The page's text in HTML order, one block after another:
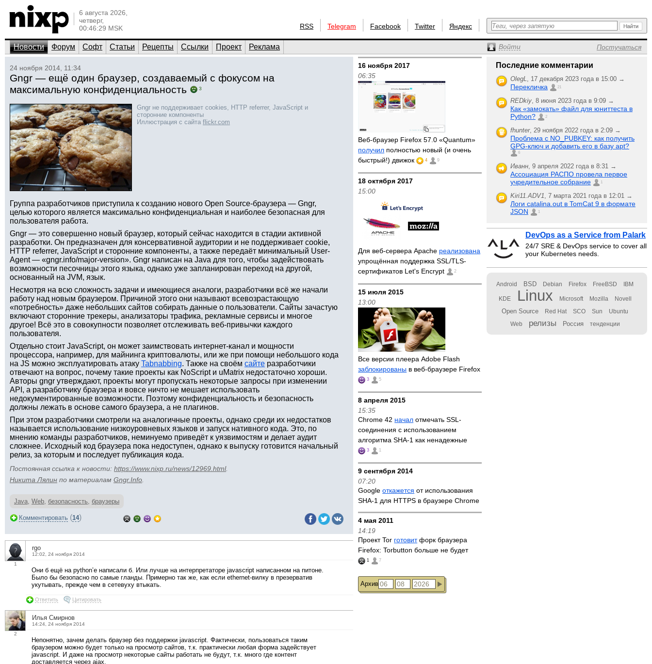
6 августа 2026,
четверг,
00:46:29 MSK
RSS Telegram Facebook Twitter Яндекс
Новости Форум Софт Статьи Рецепты Ссылки Проект Реклама Войти Постучаться
24 ноября 2014, 11:34
Gngr — ещё один браузер, создаваемый с фокусом на
максимальную конфиденциальность
3
Gngr не поддерживает cookies, HTTP referrer, JavaScript и
сторонние компоненты
Иллюстрация с сайта flickr.com
Группа разработчиков приступила к созданию нового Open Source-браузера — Gngr,
целью которого является максимально конфиденциальная и наиболее безопасная для
пользователя работа.
Gngr — это совершенно новый браузер, который сейчас находится в стадии активной
разработки. Он предназначен для консервативной аудитории и не поддерживает cookie,
HTTP referrer, JavaScript и сторонние компоненты, а также передаёт минимальный User-
Agent — «gngr.info/major-version». Gngr написан на Java для того, чтобы задействовать
возможности песочницы этого языка, однако уже запланирован переход на другой,
основанный на JVM, язык.
Несмотря на всю сложность задачи и имеющиеся аналоги, разработчики всё же начали
работу над новым браузером. Причиной этого они называют всевозрастающую
«потребность» даже небольших сайтов собирать данные о пользователи. Сайты зачастую
включают сторонние трекеры, анализаторы трафика, рекламные сервисы и многое
другое! Всё это в совокупности позволяет отслеживать веб-привычки каждого
пользователя.
Отдельно стоит JavaScript, он может заимствовать интернет-канал и мощности
процессора, например, для майнинга криптовалюты, или же при помощи небольшого кода
на JS можно эксплуатировать атаку Tabnabbing. Также на своём сайте разработчики
отвечают на вопрос, почему такие проекты как NoScript и uMatrix недостаточно хороши.
Авторы gngr утверждают, проекты могут пропускать некоторые запросы при изменении
API, а разработчику браузера и вовсе ничто не мешает использовать
недокументированные возможности. Поэтому конфиденциальность и безопасность
должны лежать в основе самого браузера, а не плагинов.
При этом разработчики смотрели на аналогичные проекты, однако среди их недостатков
называется использование низкоуровневых языков и запуск нативного кода. Это, по
мнению команды разработчиков, неминуемо приведёт к уязвимостям и делает аудит
сложнее. Исходный код браузера пока недоступен, однако к выпуску готовится начальный
релиз, за которым и последует публикация кода.
Постоянная ссылка к новости: https://www.nixp.ru/news/12969.html.
Никита Лялин по материалам Gngr.Info
Java, Web, безопасность, браузеры
Комментировать (14)
1
rgo
12:02, 24 ноября 2014
Они б ещё на python’е написали б. Или лучше на интерпретаторе javascript написанном на питоне.
Было бы безопасно по самые гланды. Примерно так же, как если ethernet-вилку в презерватив
укутывать, прежде чем в сетевуху втыкать.
Ответить Цитировать
2
Илья Смирнов
14:24, 24 ноября 2014
Непонятно, зачем делать браузер без поддержки javascript. Фактически, пользоваться таким
браузером можно будет только на просмотр сайтов, т.к. практически любая форма задействует
javascript. И даже на просмотр некоторые сайты работать не будут, т.к. много где контент
доставляется через ajax.
16 ноября 2017
06:35
Веб-браузер Firefox 57.0 «Quantum»
получил полностью новый (и очень
быстрый!) движок
4 9
18 октября 2017
15:00
Для веб-сервера Apache реализована
упрощённая поддержка SSL/TLS-
сертификатов Let's Encrypt
2
15 июля 2015
13:00
Все версии плеера Adobe Flash
заблокированы в веб-браузере Firefox
3 5
8 апреля 2015
15:35
Chrome 42 начал отмечать SSL-
соединения с использованием
алгоритма SHA-1 как ненадежные
3 1
9 сентября 2014
07:20
Googleоткажется от использования
SHA-1 для HTTPS в браузере Chrome
4 мая 2011
14:19
Проект Tor готовитфорк браузера
Firefox: Torbutton больше не будет
1 7
Архив
Последние комментарии
OlegL, 17 декабря 2023 года в 15:00 →
Перекличка 21
REDkiy, 8 июня 2023 года в 9:09 →
Как «замокать» файл для юниттеста в
Python?
2
fhunter, 29 ноября 2022 года в 2:09 →
Проблема с NO_PUBKEY: как получить
GPG-ключ и добавить его в базу apt?
6
Иванн, 9 апреля 2022 года в 8:31 →
Ассоциация РАСПО провела первое
учредительное собрание
1
Kiri11.ADV1, 7 марта 2021 года в 12:01 →
Логи catalina.out в TomCat 9 в формате
JSON
1
DevOps as a Service from Palark
24/7 SRE & DevOps service to cover all
your Kubernetes needs.
Android BSD Debian Firefox FreeBSD IBM
KDE Linux Microsoft Mozilla Novell
Open Source Red Hat SCO Sun Ubuntu
Web релизы Россия тенденции